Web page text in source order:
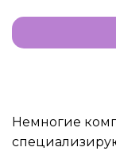
Немногие